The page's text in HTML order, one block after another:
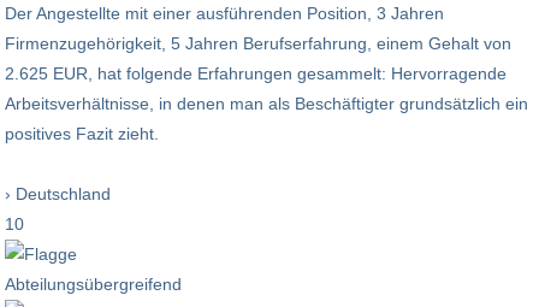
Der Angestellte mit einer ausführenden Position, 3 Jahren
Firmenzugehörigkeit, 5 Jahren Berufserfahrung, einem Gehalt von
2.625 EUR, hat folgende Erfahrungen gesammelt: Hervorragende
Arbeitsverhältnisse, in denen man als Beschäftigter grundsätzlich ein
positives Fazit zieht.
› Deutschland
10
Abteilungsübergreifend